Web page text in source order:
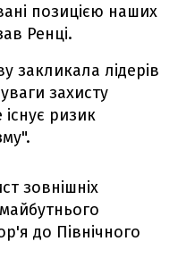
позицією наших
Ренці.
закликала лідерів
захисту
існує ризик
зовнішніх
до Північного